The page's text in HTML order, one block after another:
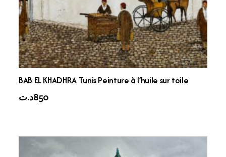
BAB EL KHADHRA Tunis Peinture à l’huile sur toile
850د.ت